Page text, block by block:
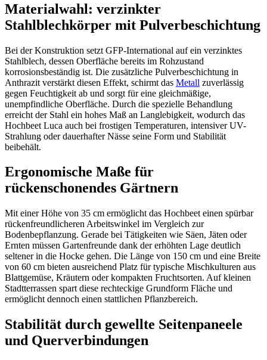
Materialwahl: verzinkter
Stahlblechkörper mit Pulverbeschichtung
Bei der Konstruktion setzt GFP-International auf ein verzinktes
Stahlblech, dessen Oberfläche bereits im Rohzustand
korrosionsbeständig ist. Die zusätzliche Pulverbeschichtung in
Anthrazit verstärkt diesen Effekt, schirmt das Metall zuverlässig
gegen Feuchtigkeit ab und sorgt für eine gleichmäßige,
unempfindliche Oberfläche. Durch die spezielle Behandlung
erreicht der Stahl ein hohes Maß an Langlebigkeit, wodurch das
Hochbeet Luca auch bei frostigen Temperaturen, intensiver UV-
Strahlung oder dauerhafter Nässe seine Form und Stabilität
beibehält.
Ergonomische Maße für
rückenschonendes Gärtnern
Mit einer Höhe von 35 cm ermöglicht das Hochbeet einen spürbar
rückenfreundlicheren Arbeitswinkel im Vergleich zur
Bodenbepflanzung. Gerade bei Tätigkeiten wie Säen, Jäten oder
Ernten müssen Gartenfreunde dank der erhöhten Lage deutlich
seltener in die Hocke gehen. Die Länge von 150 cm und eine Breite
von 60 cm bieten ausreichend Platz für typische Mischkulturen aus
Blattgemüse, Kräutern oder kompakten Fruchtsorten. Auf kleinen
Stadtterrassen spart diese rechteckige Grundform Fläche und
ermöglicht dennoch einen stattlichen Pflanz­bereich.
Stabilität durch gewellte Seitenpaneele
und Querverbindungen